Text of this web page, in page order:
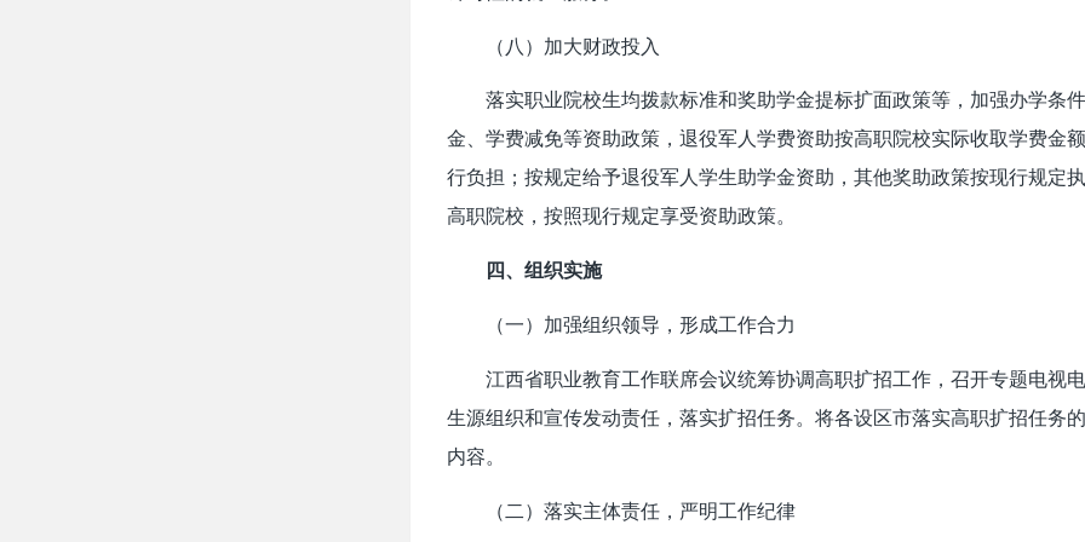
（八）加大财政投入
落实职业院校生均拨款标准和奖助学金提标扩面政策等，加强办学条
金、学费减免等资助政策，退役军人学费资助按高职院校实际收取学费金
行负担；按规定给予退役军人学生助学金资助，其他奖助政策按现行规定
高职院校，按照现行规定享受资助政策。
四、组织实施
（一）加强组织领导 ，形成工作合力
江西省职业教育工作联席会议统筹协调高职扩招工作，召开专题电视
生源组织和宣传发动责任，落实扩招任务。将各设区市落实高职扩招任务
内容。
（二）落实主体责任，严明工作纪律